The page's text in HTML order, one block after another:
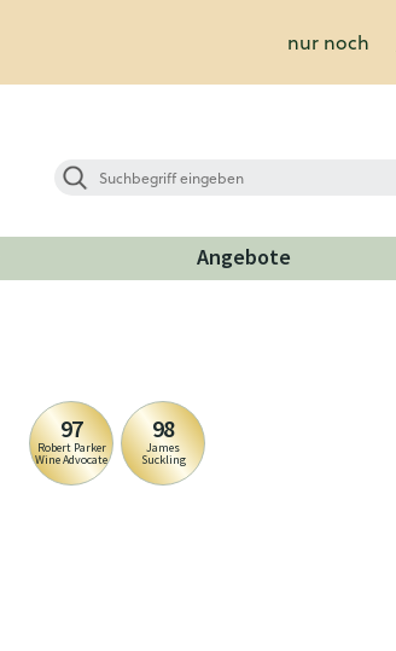
nur noch
Angebote
97
Robert Parker
Wine Advocate
98
James
Suckling